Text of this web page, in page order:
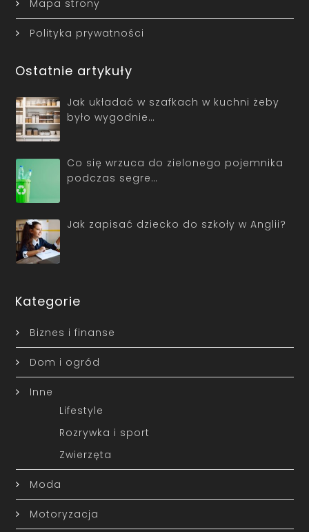
Mapa strony
Polityka prywatności
Ostatnie artykuły
Jak układać w szafkach w kuchni żeby
było wygodnie…
Co się wrzuca do zielonego pojemnika
podczas segre…
Jak zapisać dziecko do szkoły w Anglii?
Kategorie
Biznes i finanse
Dom i ogród
Inne
Lifestyle
Rozrywka i sport
Zwierzęta
Moda
Motoryzacja